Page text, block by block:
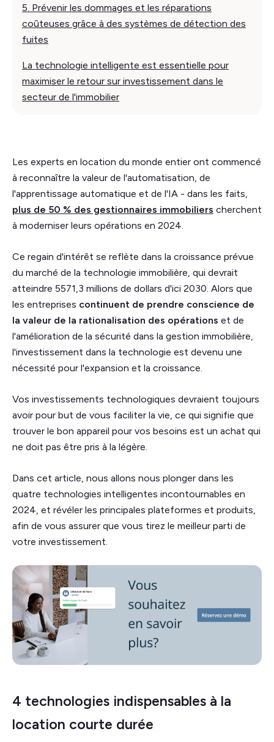
5. Prévenir les dommages et les réparations
coûteuses grâce à des systèmes de détection des
fuites
La technologie intelligente est essentielle pour
maximiser le retour sur investissement dans le
secteur de l'immobilier
Les experts en location du monde entier ont commencé
à reconnaître la valeur de l'automatisation, de
l'apprentissage automatique et de l'IA - dans les faits,
plus de 50 % des gestionnaires immobiliers cherchent
à moderniser leurs opérations en 2024.
Ce regain d'intérêt se reflète dans la croissance prévue
du marché de la technologie immobilière, qui devrait
atteindre 5571,3 millions de dollars d'ici 2030. Alors que
les entreprises continuent de prendre conscience de
la valeur de la rationalisation des opérations et de
l'amélioration de la sécurité dans la gestion immobilière,
l'investissement dans la technologie est devenu une
nécessité pour l'expansion et la croissance.
Vos investissements technologiques devraient toujours
avoir pour but de vous faciliter la vie, ce qui signifie que
trouver le bon appareil pour vos besoins est un achat qui
ne doit pas être pris à la légère.
Dans cet article, nous allons nous plonger dans les
quatre technologies intelligentes incontournables en
2024, et révéler les principales plateformes et produits,
afin de vous assurer que vous tirez le meilleur parti de
votre investissement.
4 technologies indispensables à la
location courte durée